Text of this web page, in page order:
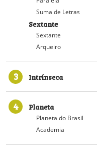
Suma de Letras
Sextante
Sextante
Arqueiro
3 Intrínseca
4 Planeta
Planeta do Brasil
Academia